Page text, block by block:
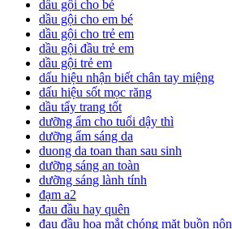
dầu gội cho bé
dầu gội cho em bé
dầu gội cho trẻ em
dầu gội đầu trẻ em
dầu gội trẻ em
dấu hiệu nhận biết chân tay miệng
dấu hiệu sốt mọc răng
dầu tẩy trang tốt
dưỡng ẩm cho tuổi dậy thì
dưỡng ẩm sáng da
duong da toan than sau sinh
dưỡng sáng an toàn
dưỡng sáng lành tính
đạm a2
đau đầu hay quên
đau đầu hoa mắt chóng mặt buồn nôn